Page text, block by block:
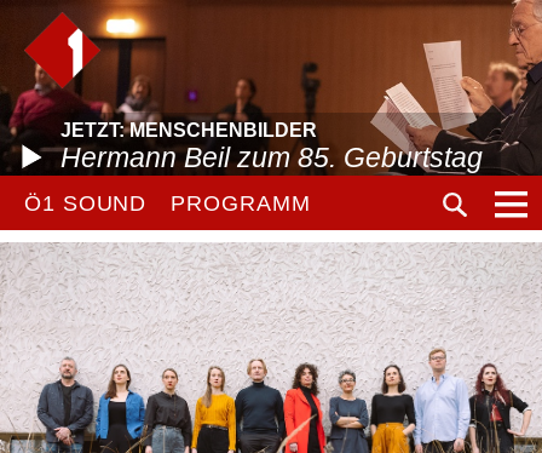
JETZT: MENSCHENBILDER
Hermann Beil zum 85. Geburtstag
Ö1 SOUND PROGRAMM